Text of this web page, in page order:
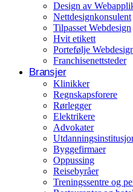
Design av
Nettdesignkonsulent
Tilpasset Webdesign
Hvit etikett
Portefølje
Franchisenettsteder
Bransjer
Klinikker
Regnskapsforere
Rørlegger
Elektrikere
Advokater
Byggefirmaer
Oppussing
Reisebyråer
Treningssentre og